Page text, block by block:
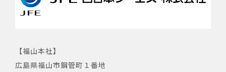
【福山本社】
広島県福山市鋼管町１番地